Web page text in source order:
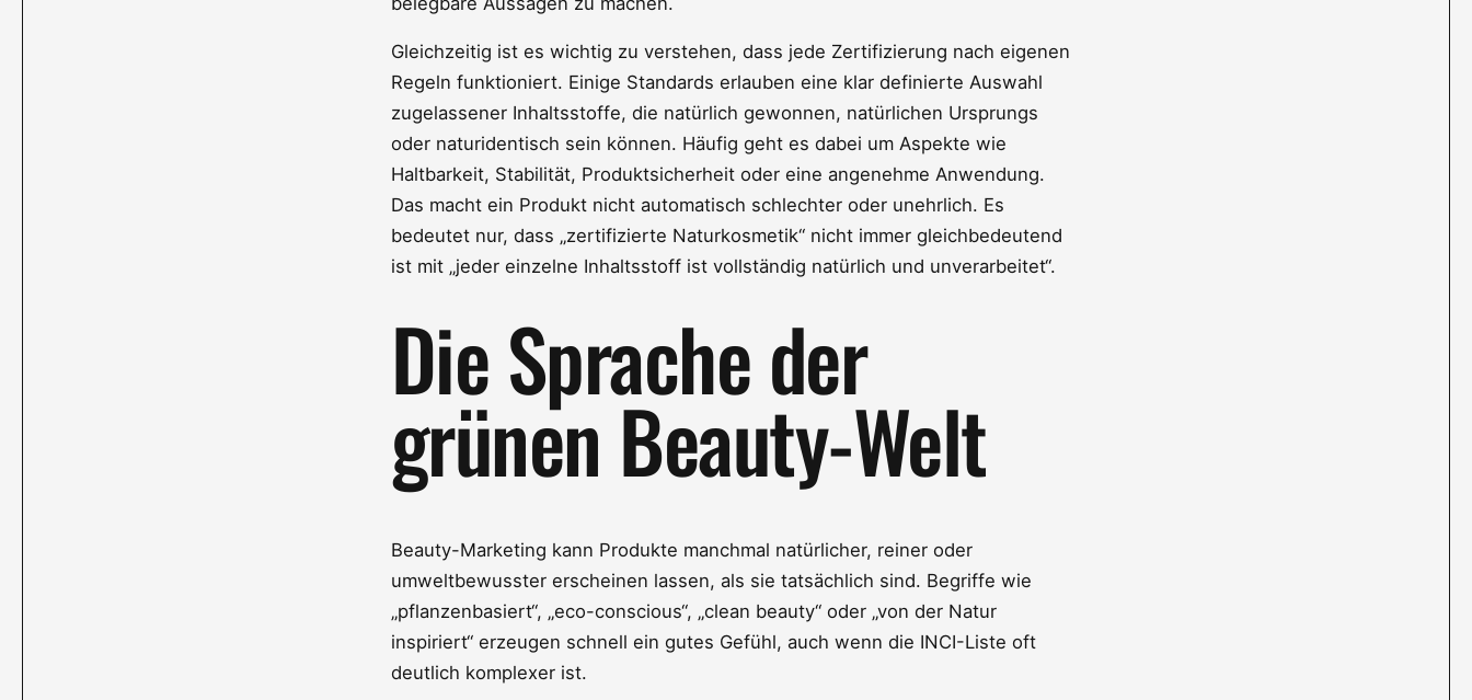
Gleichzeitig ist es wichtig zu verstehen, dass jede Zertifizierung nach eigenen
Regeln funktioniert. Einige Standards erlauben eine klar definierte Auswahl
zugelassener Inhaltsstoffe, die natürlich gewonnen, natürlichen Ursprungs
oder naturidentisch sein können. Häufig geht es dabei um Aspekte wie
Haltbarkeit, Stabilität, Produktsicherheit oder eine angenehme Anwendung.
Das macht ein Produkt nicht automatisch schlechter oder unehrlich. Es
bedeutet nur, dass „zertifizierte Naturkosmetik“ nicht immer gleichbedeutend
ist mit „jeder einzelne Inhaltsstoff ist vollständig natürlich und unverarbeitet“.
Die Sprache der
grünen Beauty-Welt
Beauty-Marketing kann Produkte manchmal natürlicher, reiner oder
umweltbewusster erscheinen lassen, als sie tatsächlich sind. Begriffe wie
„pflanzenbasiert“, „eco-conscious“, „clean beauty“ oder „von der Natur
inspiriert“ erzeugen schnell ein gutes Gefühl, auch wenn die INCI-Liste oft
deutlich komplexer ist.